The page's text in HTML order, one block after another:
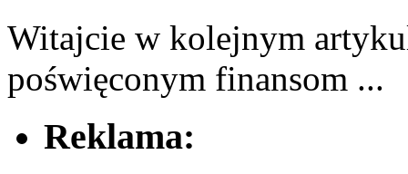
Witajcie w kolejnym
poświęconym ⁢finansom ...
Reklama: